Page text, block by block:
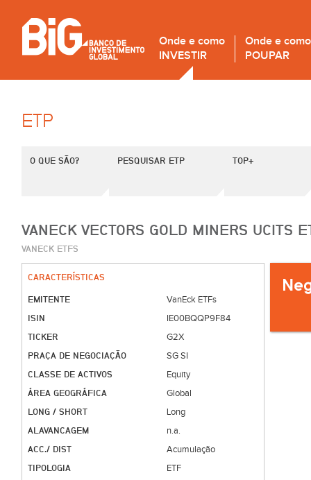
Onde e como
INVESTIR
Onde e como
POUPAR
ETP
O QUE SÃO? PESQUISAR ETP TOP+
VANECK VECTORS GOLD MINERS UCITS
VANECK ETFS
CARACTERÍSTICAS
EMITENTE
VanEck ETFs
ISIN
IE00BQQP9F84
TICKER
G2X
PRAÇA DE NEGOCIAÇÃO
SG SI
CLASSE DE ACTIVOS
Equity
ÁREA GEOGRÁFICA
Global
LONG / SHORT
Long
ALAVANCAGEM
n.a.
ACC./ DIST
Acumulação
TIPOLOGIA
ETF